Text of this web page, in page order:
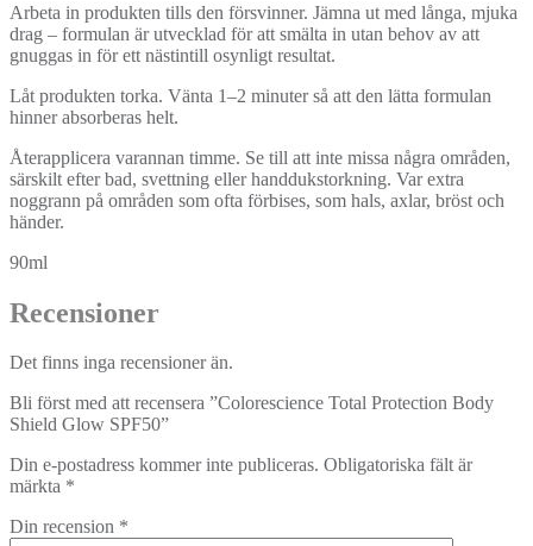
Arbeta in produkten tills den försvinner. Jämna ut med långa, mjuka
drag – formulan är utvecklad för att smälta in utan behov av att
gnuggas in för ett nästintill osynligt resultat.
Låt produkten torka. Vänta 1–2 minuter så att den lätta formulan
hinner absorberas helt.
Återapplicera varannan timme. Se till att inte missa några områden,
särskilt efter bad, svettning eller handdukstorkning. Var extra
noggrann på områden som ofta förbises, som hals, axlar, bröst och
händer.
90ml
Recensioner
Det finns inga recensioner än.
Bli först med att recensera ”Colorescience Total Protection Body
Shield Glow SPF50”
Din e-postadress kommer inte publiceras. Obligatoriska fält är
märkta *
Din recension *